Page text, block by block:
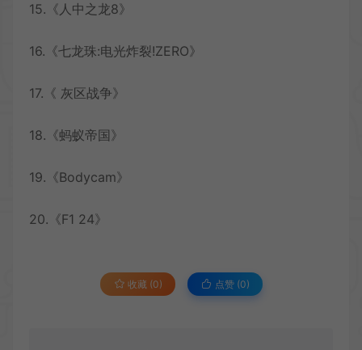
15.《人中之龙8》
16.《七龙珠:电光炸裂!ZERO》
17.《 灰区战争》
18.《蚂蚁帝国》
19.《Bodycam》
20.《F1 24》
收藏 (0) 点赞 (0)